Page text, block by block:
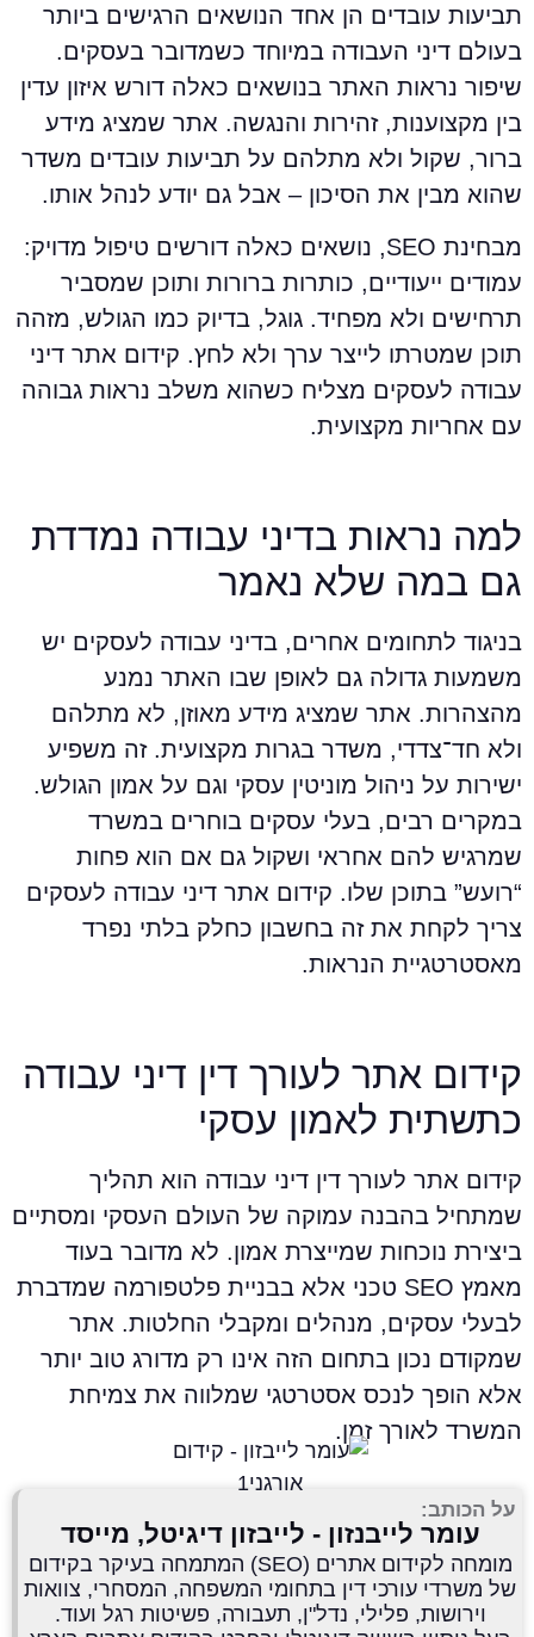
תביעות עובדים הן אחד הנושאים הרגישים ביותר
בעולם דיני העבודה במיוחד כשמדובר בעסקים.
שיפור נראות האתר בנושאים כאלה דורש איזון עדין
בין מקצוענות, זהירות והנגשה. אתר שמציג מידע
ברור, שקול ולא מתלהם על תביעות עובדים משדר
שהוא מבין את הסיכון – אבל גם יודע לנהל אותו.
מבחינת SEO, נושאים כאלה דורשים טיפול מדויק:
עמודים ייעודיים, כותרות ברורות ותוכן שמסביר
תרחישים ולא מפחיד. גוגל, בדיוק כמו הגולש, מזהה
תוכן שמטרתו לייצר ערך ולא לחץ. קידום אתר דיני
עבודה לעסקים מצליח כשהוא משלב נראות גבוהה
עם אחריות מקצועית.
למה נראות בדיני עבודה נמדדת
גם במה שלא נאמר
בניגוד לתחומים אחרים, בדיני עבודה לעסקים יש
משמעות גדולה גם לאופן שבו האתר נמנע
מהצהרות. אתר שמציג מידע מאוזן, לא מתלהם
ולא חד־צדדי, משדר בגרות מקצועית. זה משפיע
ישירות על ניהול מוניטין עסקי וגם על אמון הגולש.
במקרים רבים, בעלי עסקים בוחרים במשרד
שמרגיש להם אחראי ושקול גם אם הוא פחות
“רועש” בתוכן שלו. קידום אתר דיני עבודה לעסקים
צריך לקחת את זה בחשבון כחלק בלתי נפרד
מאסטרטגיית הנראות.
קידום אתר לעורך דין דיני עבודה
כתשתית לאמון עסקי
קידום אתר לעורך דין דיני עבודה הוא תהליך
שמתחיל בהבנה עמוקה של העולם העסקי ומסתיים
ביצירת נוכחות שמייצרת אמון. לא מדובר בעוד
מאמץ SEO טכני אלא בבניית פלטפורמה שמדברת
לבעלי עסקים, מנהלים ומקבלי החלטות. אתר
שמקודם נכון בתחום הזה אינו רק מדורג טוב יותר
אלא הופך לנכס אסטרטגי שמלווה את צמיחת
המשרד לאורך זמן.
על הכותב:
עומר לייבנזון - לייבזון דיגיטל, מייסד
מומחה לקידום אתרים (SEO) המתמחה בעיקר בקידום
של משרדי עורכי דין בתחומי המשפחה, המסחרי, צוואות
וירושות, פלילי, נדל"ן, תעבורה, פשיטות רגל ועוד.